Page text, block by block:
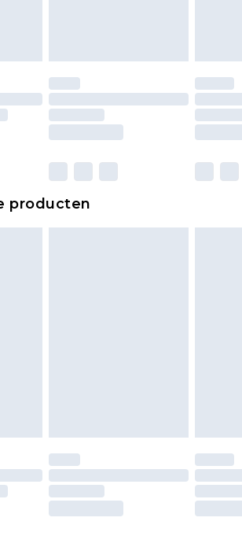
zoals beddengoed,
en kussens, moeten
en in de originele, ongeopende
producten